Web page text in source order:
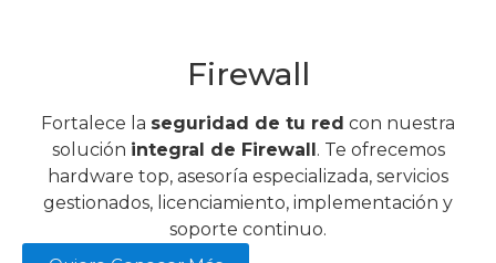
Firewall
Fortalece la seguridad de tu red con nuestra
solución integral de Firewall . Te ofrecemos
hardware top, asesoría especializada, servicios
gestionados, licenciamiento, implementación y
soporte continuo.